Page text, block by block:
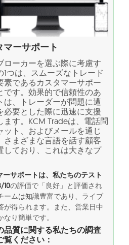
マーサポート
ローカーを選ぶ際に考慮す
つは、スムーズなトレード
素であるカスタマーサポー
です。効果的で信頼性のあ
は、トレーダーが問題に遭
必要とした際に迅速に支援
ます。KCM Tradeは、電話問
ット、およびメールを通じ
さまざまな言語を話す顧客
しており、これは大きなプ
ーサポートは、私たちのテスト
10の評価で「良好」と評価され
ームは知識豊富であり、ライブ
が得られます。また、営業日中
り簡単です。
品質に関する私たちの調査
ください：